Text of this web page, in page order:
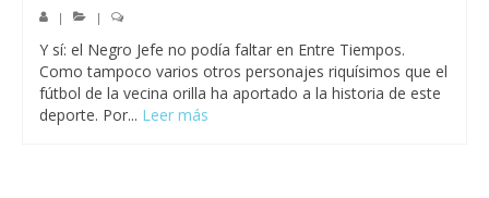
| |
Y sí: el Negro Jefe no podía faltar en Entre Tiempos.
Como tampoco varios otros personajes riquísimos que el
fútbol de la vecina orilla ha aportado a la historia de este
deporte. Por... Leer más